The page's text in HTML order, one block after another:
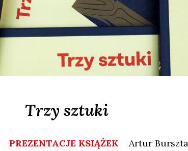
Trzy sztuki
PREZENTACJE KSIĄŻEK Artur Burszta